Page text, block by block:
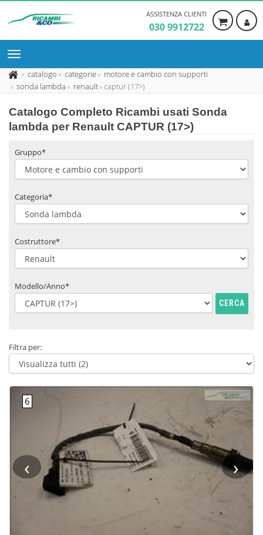
ASSISTENZA CLIENTI
030 9912722
catalogo categorie
motore e cambio con supporti
sonda lambda
renault captur (17>)
Catalogo Completo Ricambi usati Sonda
lambda per Renault CAPTUR (17>)
Gruppo*
Categoria*
Costruttore*
Modello/Anno*
CERCA
Filtra per:
‹ ›